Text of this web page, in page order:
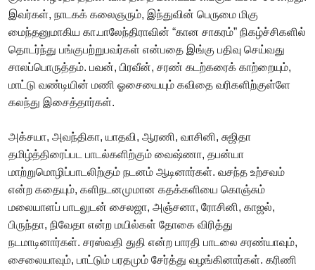
இவர்கள், நாடகக் கலைஞரும், இந்துவின் பெருமை மிகு
மைந்தனுமாகிய கா.பாலேந்திராவின் “கான சாகரம்” நிகழ்ச்சிகளில்
தொடர்ந்து பங்குபற்றுபவர்கள் என்பதை இங்கு பதிவு செய்வது
சாலப்பொருத்தம். பவன், பிரவீன், சரண் கடற்கரைக் காற்றையும்,
மாட்டு வண்டியின் மணி ஓசையையும் கவிதை வரிகளிற்குள்ளே
கலந்து இசைத்தார்கள்.
அக்சயா, அவந்திகா, யாதவி, ஆரணி, வாசினி, சுஜிதா
தமிழ்த்திரைப்பட பாடல்களிற்கும் வைஷ்ணா, தபன்யா
மாற்றுமொழிப்பாடலிற்கும் நடனம் ஆடினார்கள். வசந்த உற்சவம்
என்ற கதையும், களிநடனமுமான கதக்களியை கொஞ்சும்
மலையாளப் பாடலுடன் சைலஜா, அஞ்சனா, ரோசினி, காஜல்,
பிருந்தா, நிவேதா என்ற மயில்கள் தோகை விரித்து
நடமாடினார்கள். சரஸ்வதி துதி என்ற பாரதி பாடலை சரண்யாவும்,
சைலையாவும், பாட்டும் பரதமும் சேர்த்து வழங்கினார்கள். கரிணி